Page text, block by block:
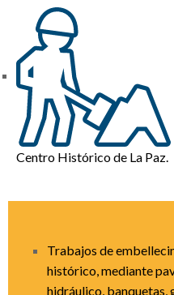
Centro Histórico de La Paz.
Trabajos de
histórico, mediante
hidráulico, banquetas,